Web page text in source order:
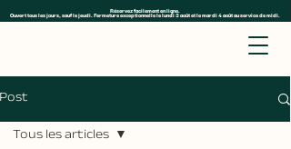
Réservez facilement en ligne.
Ouvert tous les jours, sauf le jeudi. Fermeture exceptionnelle le lundi 3 août et le mardi 4 août au service de midi.
Post
Tous les articles